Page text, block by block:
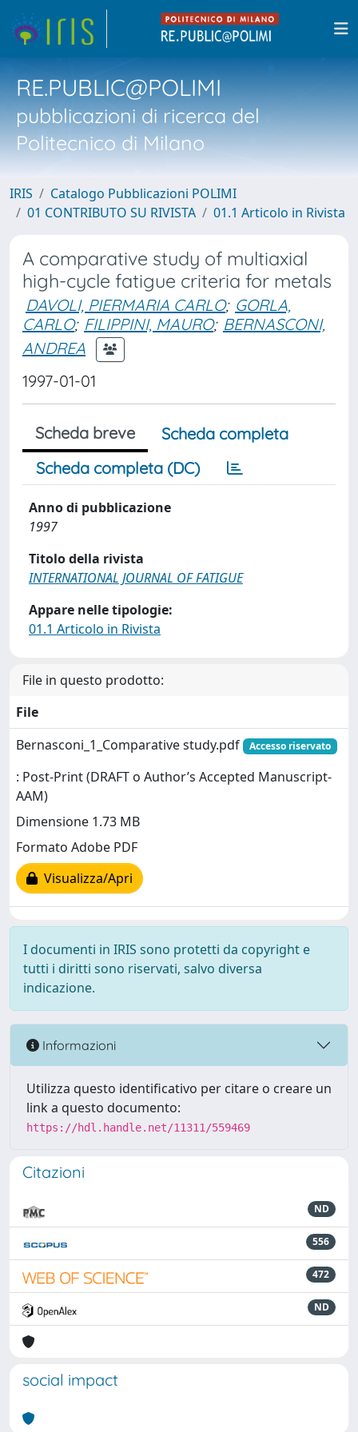
RE.PUBLIC@POLIMI
pubblicazioni di ricerca del
Politecnico di Milano
IRIS
Catalogo Pubblicazioni POLIMI
01 CONTRIBUTO SU RIVISTA
01.1 Articolo in Rivista
A comparative study of multiaxial
high-cycle fatigue criteria for metals
DAVOLI, PIERMARIA CARLO; GORLA,
CARLO; FILIPPINI, MAURO; BERNASCONI,
ANDREA
1997-01-01
Scheda breve
Scheda completa
Scheda completa (DC)
Anno di pubblicazione
1997
Titolo della rivista
INTERNATIONAL JOURNAL OF FATIGUE
Appare nelle tipologie:
01.1 Articolo in Rivista
File in questo prodotto:
File
Bernasconi_1_Comparative study.pdf
Accesso riservato
: Post-Print (DRAFT o Author’s Accepted Manuscript-
AAM)
Dimensione 1.73 MB
Formato Adobe PDF
Visualizza/Apri
I documenti in IRIS sono protetti da copyright e
tutti i diritti sono riservati, salvo diversa
indicazione.
Informazioni
Utilizza questo identificativo per citare o creare un
link a questo documento:
https://hdl.handle.net/11311/559469
Citazioni
ND
556
472
ND
social impact